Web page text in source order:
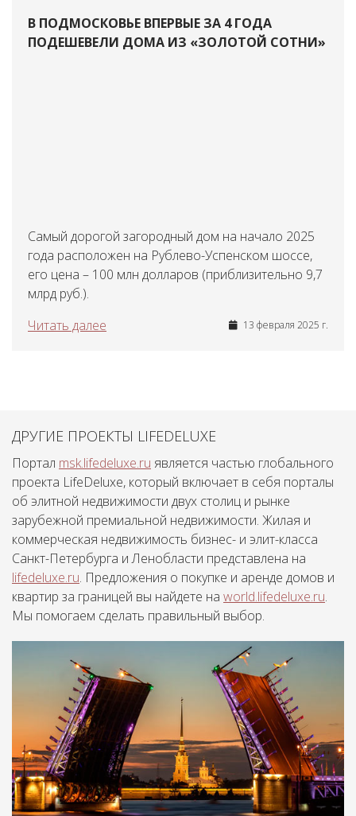
В ПОДМОСКОВЬЕ ВПЕРВЫЕ ЗА 4 ГОДА
ПОДЕШЕВЕЛИ ДОМА ИЗ «ЗОЛОТОЙ СОТНИ»
Самый дорогой загородный дом на начало 2025
года расположен на Рублево-Успенском шоссе,
его цена – 100 млн долларов (приблизительно 9,7
млрд руб.).
Читать далее
13 февраля 2025 г.
ДРУГИЕ ПРОЕКТЫ LIFEDELUXE
Портал msk.lifedeluxe.ru является частью глобального
проекта LifeDeluxe, который включает в себя порталы
об элитной недвижимости двух столиц и рынке
зарубежной премиальной недвижимости. Жилая и
коммерческая недвижимость бизнес- и элит-класса
Санкт-Петербурга и Ленобласти представлена на
lifedeluxe.ru. Предложения о покупке и аренде домов и
квартир за границей вы найдете на world.lifedeluxe.ru.
Мы помогаем сделать правильный выбор.